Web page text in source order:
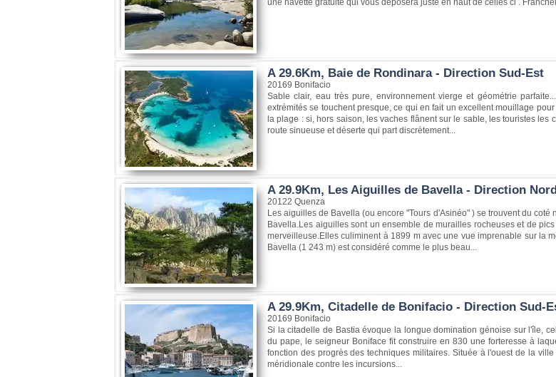
A 29.6Km, Baie de Rondinara - Direction Sud-Est
20169 Bonifacio
Sable clair, eau très pure, environnement vierge et géométrie
extrémités se touchent presque, ce qui en fait un excellent mouillage
la plage : si, hors saison, les vaches flânent sur le sable, les touristes
route sinueuse et déserte qui part discrètement...
A 29.9Km, Les Aiguilles de Bavella - Direction
20122 Quenza
Les aiguilles de Bavella (ou encore "Tours d'Asinéo" ) se trouvent du
Bavella.Les aiguilles sont un ensemble de murailles rocheuses et de
merveilleuse.Elles culiminent à 1899 m avec une vue imprenable sur la
Bavella (1 243 m) est considéré comme le plus beau...
A 29.9Km, Citadelle de Bonifacio - Direction Sud-
20169 Bonifacio
Si la citadelle de Bastia évoque la longue domination génoise sur l'île,
du pape, le seigneur Boniface fit construire en 830 une forteresse à
fonction des progrès des techniques militaires. Située à l'ouest de la
méridionale contre les incursions...